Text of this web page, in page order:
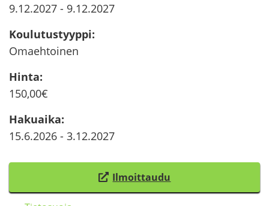
9.12.2027- 9.12.2027
Kou­lu­tus­tyyp­pi:
Omaeh­toi­nen
Hinta:
150,00€
Ha­kuai­ka:
15.6.2026- 3.12.2027
Il­moit­tau­du
(